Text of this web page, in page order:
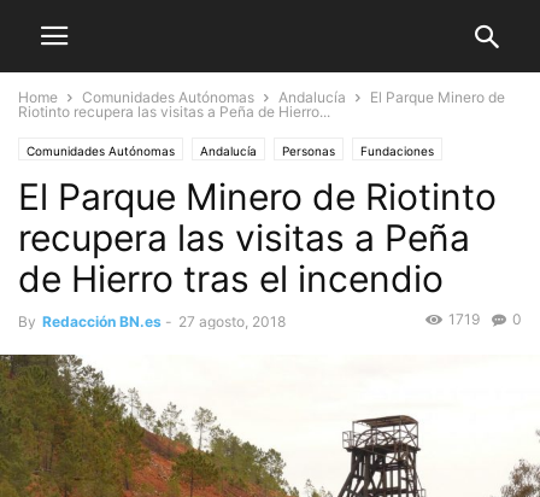
Home Comunidades Autónomas Andalucía
El Parque Minero de
Riotinto recupera las visitas a Peña de Hierro...
Comunidades Autónomas Andalucía Personas Fundaciones
Medio Ambiente
El Parque Minero de Riotinto
recupera las visitas a Peña
de Hierro tras el incendio
By Redacción BN.es - 27 agosto, 2018 0
1719